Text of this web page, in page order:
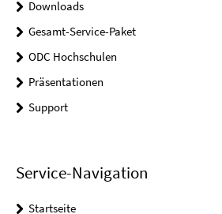
Downloads
Gesamt-Service-Paket
ODC Hochschulen
Präsentationen
Support
Service-Navigation
Startseite